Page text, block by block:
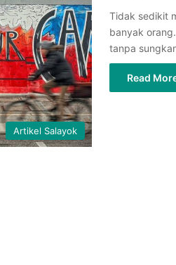
Artikel Salayok
Tidak sedikit
banyak
tanpa
Read